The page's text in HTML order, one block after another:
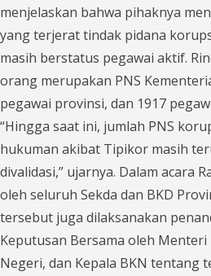
menjelaskan bahwa pihaknya
yang terjerat tindak pidana
masih berstatus pegawai aktif.
orang merupakan PNS
pegawai provinsi, dan 1917
“Hingga saat ini, jumlah PNS
hukuman akibat Tipikor masih
divalidasi,” ujarnya. Dalam acara
oleh seluruh Sekda dan BKD
tersebut juga dilaksanakan
Keputusan Bersama oleh Menteri
Negeri, dan Kepala BKN tentang